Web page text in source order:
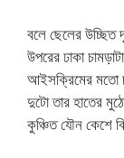
বলে ছেলের উচ্ছিত
উপরের ঢাকা
আইসক্রিমের মতো
দুটো তার হাতের
কুঞ্চিত যৌন কেশে